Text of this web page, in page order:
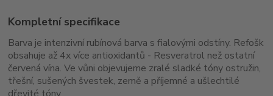
Kompletní specifikace
Barva je intenzivní rubínová barva s fialovými odstíny. Refošk
obsahuje až 4x více antioxidantů - Resveratrol než ostatní
červená vína.Ve vůni objevujeme zralé sladké tóny ostružin,
třešní, sušených švestek, země a příjemné a ušlechtilé